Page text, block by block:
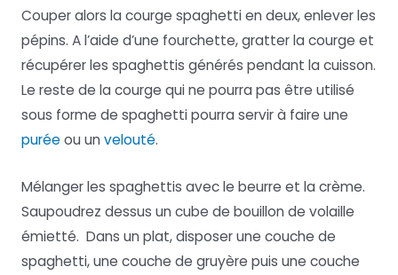
Couper alors la courge spaghetti en deux, enlever les
pépins. A l’aide d’une fourchette, gratter la courge et
récupérer les spaghettis générés pendant la cuisson.
Le reste de la courge qui ne pourra pas être utilisé
sous forme de spaghetti pourra servir à faire une
puréeou un velouté.
Mélanger les spaghettis avec le beurre et la crème.
Saupoudrez dessus un cube de bouillon de volaille
émietté. Dans un plat, disposer une couche de
spaghetti, une couche de gruyère puis une couche